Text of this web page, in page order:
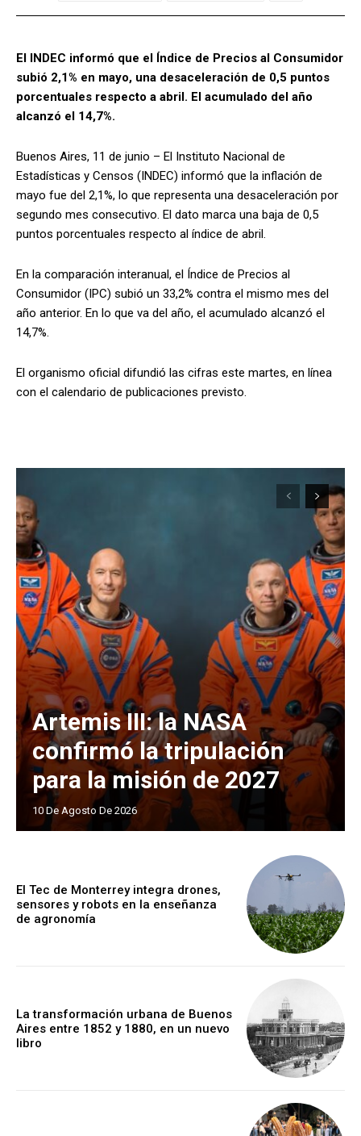
El INDEC informó que el Índice de Precios al Consumidor
subió 2,1% en mayo, una desaceleración de 0,5 puntos
porcentuales respecto a abril. El acumulado del año
alcanzó el 14,7%.
Buenos Aires, 11 de junio – El Instituto Nacional de
Estadísticas y Censos (INDEC) informó que la inflación de
mayo fue del 2,1%, lo que representa una desaceleración por
segundo mes consecutivo. El dato marca una baja de 0,5
puntos porcentuales respecto al índice de abril.
En la comparación interanual, el Índice de Precios al
Consumidor (IPC) subió un 33,2% contra el mismo mes del
año anterior. En lo que va del año, el acumulado alcanzó el
14,7%.
El organismo oficial difundió las cifras este martes, en línea
con el calendario de publicaciones previsto.
Artemis III: la NASA
confirmó la tripulación
para la misión de 2027
10 De Agosto De 2026
El Tec de Monterrey integra drones,
sensores y robots en la enseñanza
de agronomía
La transformación urbana de Buenos
Aires entre 1852 y 1880, en un nuevo
libro